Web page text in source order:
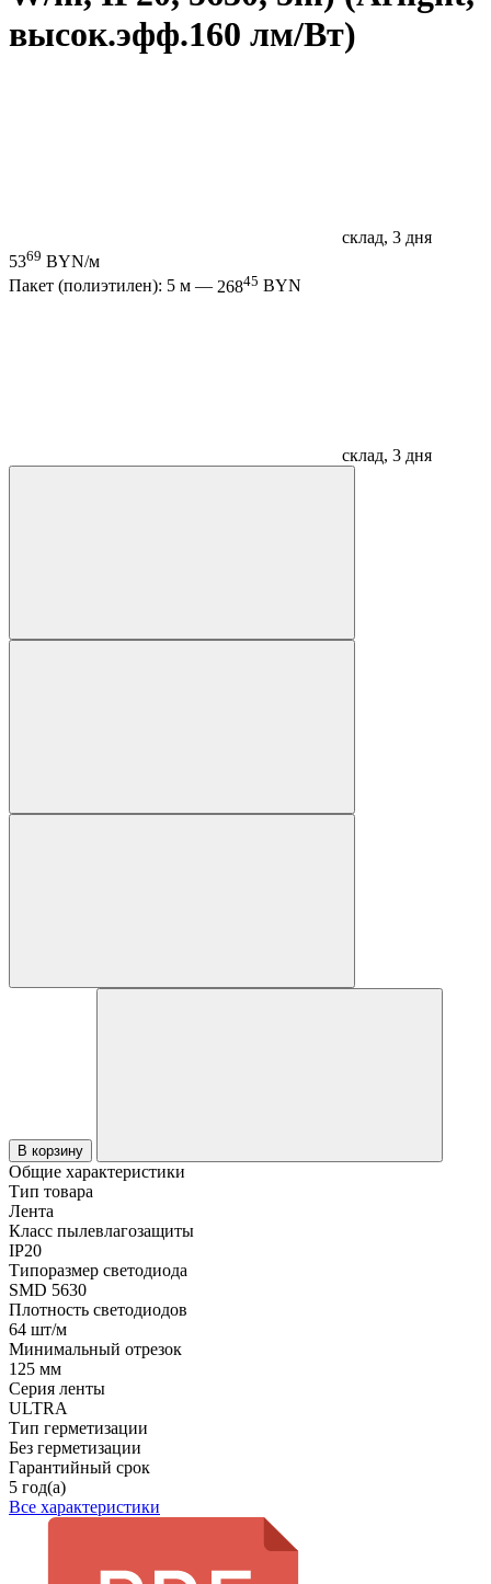
высок.эфф.160 лм/Вт)
склад, 3 дня
5369 BYN/м
Пакет (полиэтилен): 5 м — 26845 BYN
склад, 3 дня
В корзину
Общие характеристики
Тип товара
Лента
Класс пылевлагозащиты
IP20
Типоразмер светодиода
SMD 5630
Плотность светодиодов
64 шт/м
Минимальный отрезок
125 мм
Серия ленты
ULTRA
Тип герметизации
Без герметизации
Гарантийный срок
5 год(а)
Все характеристики